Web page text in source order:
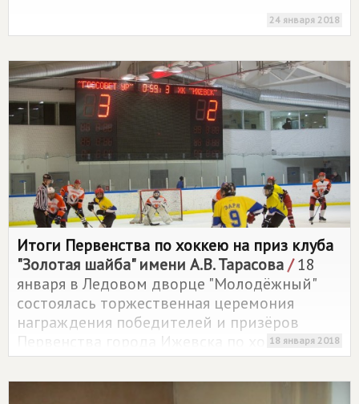
24 января 2018
Итоги Первенства по хоккею на приз клуба
"Золотая шайба" имени А.В. Тарасова/18
января в Ледовом дворце "Молодёжный"
состоялась торжественная церемония
награждения победителей и призёров
Первенства города Ижевска по хоккею на
приз клуба "Золотая шайба" имени А.В.
Тарасова.
18 января 2018